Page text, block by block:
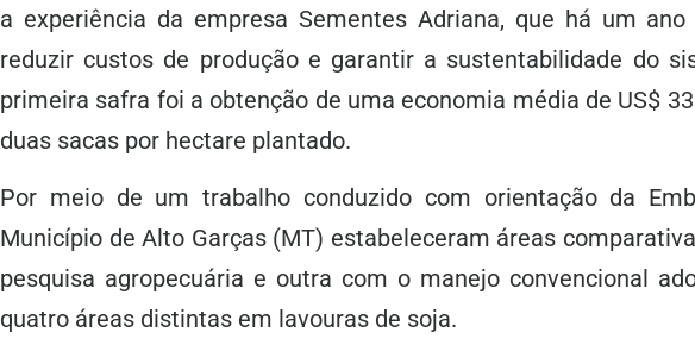
a experiência da empresa Sementes Adriana, que há um
reduzir custos de produção e garantir a sustentabilidade do
primeira safra foi a obtenção de uma economia média de US$
duas sacas por hectare plantado.
Por meio de um trabalho conduzido com orientação da
Município de Alto Garças (MT) estabeleceram áreas
pesquisa agropecuária e outra com o manejo convencional
quatro áreas distintas em lavouras de soja.